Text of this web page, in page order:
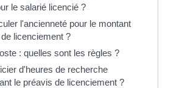
le salarié licencié ?
l'ancienneté pour le montant
licenciement ?
: quelles sont les règles ?
d'heures de recherche
le préavis de licenciement ?